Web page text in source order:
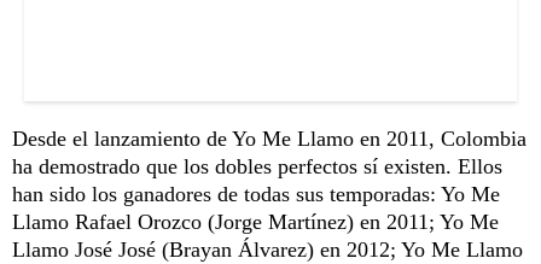
Desde el lanzamiento de Yo Me Llamo en 2011, Colombia
ha demostrado que los dobles perfectos sí existen. Ellos
han sido los ganadores de todas sus temporadas: Yo Me
Llamo Rafael Orozco (Jorge Martínez) en 2011; Yo Me
Llamo José José (Brayan Álvarez) en 2012; Yo Me Llamo